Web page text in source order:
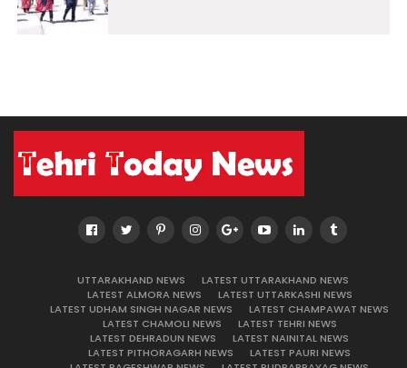
UTTARAKHAND NEWS
LATEST UTTARAKHAND NEWS
LATEST ALMORA NEWS
LATEST UTTARKASHI NEWS
LATEST UDHAM SINGH NAGAR NEWS
LATEST CHAMPAWAT NEWS
LATEST CHAMOLI NEWS
LATEST TEHRI NEWS
LATEST DEHRADUN NEWS
LATEST NAINITAL NEWS
LATEST PITHORAGARH NEWS
LATEST PAURI NEWS